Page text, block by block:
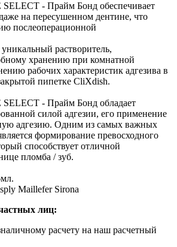
- Прайм Бонд обеспечивает
на пересушенном дентине, что
послеоперационной
растворитель,
хранению при комнатной
рабочих характеристик адгезива в
пипетке CliXdish.
- Прайм Бонд обладает
силой адгезии, его применение
адгезию. Одним из самых важных
формирование превосходного
способствует отличной
пломба / зуб.
Maillefer Sirona
лиц:
расчету на наш расчетный